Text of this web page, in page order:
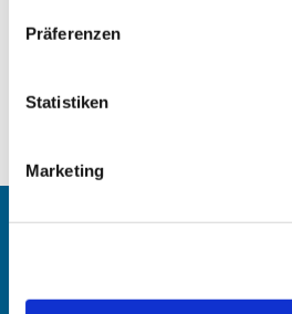
Präferenzen
Statistiken
Marketing
Kontakt: